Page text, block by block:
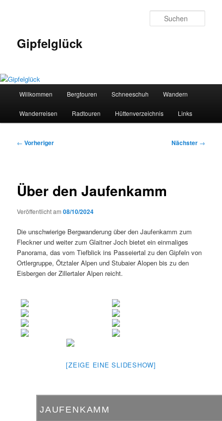
Gipfelglück
Willkommen Bergtouren Schneeschuh Wandern
Wanderreisen Radtouren Hüttenverzeichnis Links
Beitragsnavigation
← Vorheriger Nächster →
Über den Jaufenkamm
Veröffentlicht am08/10/2024
Die unschwierige Bergwanderung über den Jaufenkamm zum
Fleckner und weiter zum Glaitner Joch bietet ein einmaliges
Panorama, das vom Tiefblick ins Passeiertal zu den Gipfeln von
Ortlergruppe, Ötztaler Alpen und Stubaier Alopen bis zu den
Eisbergen der Zillertaler Alpen reicht.
[ZEIGE EINE SLIDESHOW]
JAUFENKAMM